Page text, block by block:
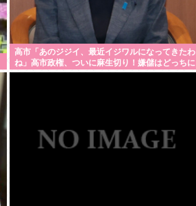
高市「あのジジイ、最近イジワルになってきたわ
ね」高市政権、ついに麻生切り！嫌儲はどっちに
つくの